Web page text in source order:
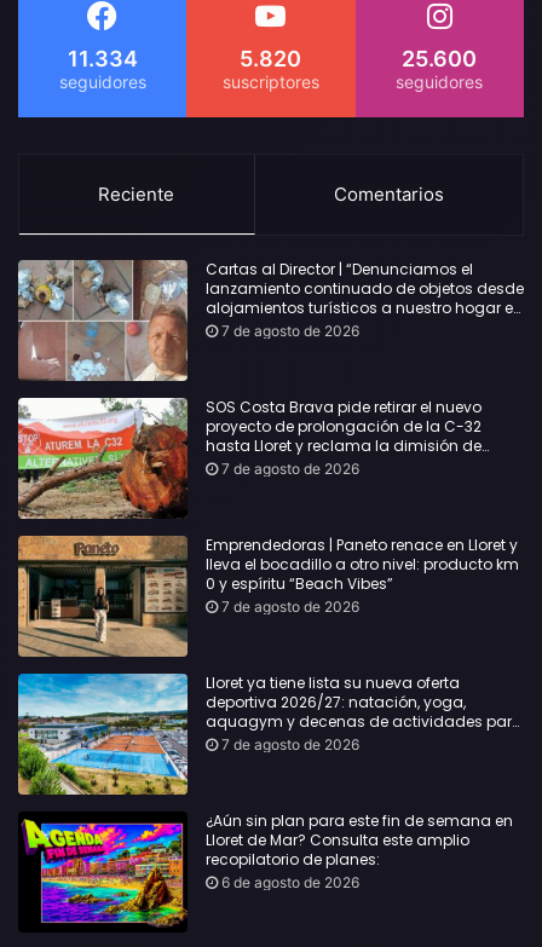
11.334 5.820 25.600
Reciente Comentarios
Cartas al Director | “Denunciamos el
lanzamiento continuado de objetos desde
alojamientos turísticos a nuestro hogar en
Lloret: Podría haber causado una
7 de agosto de 2026
SOS Costa Brava pide retirar el nuevo
proyecto de prolongación de la C-32
hasta Lloret y reclama la dimisión de
Sílvia Paneque
7 de agosto de 2026
Emprendedoras | Paneto renace en Lloret y
lleva el bocadillo a otro nivel: producto km
0 y espíritu “Beach Vibes”
7 de agosto de 2026
Lloret ya tiene lista su nueva oferta
deportiva 2026/27: natación, yoga,
aquagym y decenas de actividades para
todas las edades
7 de agosto de 2026
¿Aún sin plan para este fin de semana en
Lloret de Mar? Consulta este amplio
recopilatorio de planes:
6 de agosto de 2026